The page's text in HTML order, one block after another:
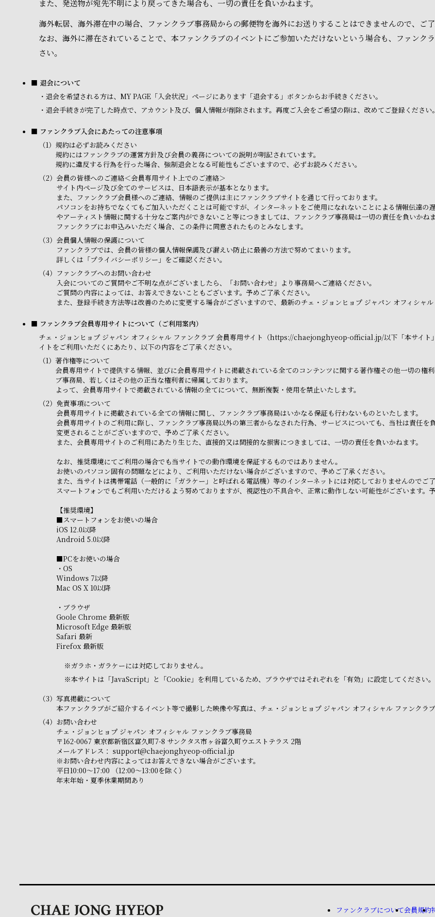
また、発送物が宛先不明により戻ってきた場合も、一切の責任を負いかねます。
海外転居、海外滞在中の場合、ファンクラブ事務局からの郵便物を海外にお送りすることはできませんので、ご了
なお、海外に滞在されていることで、本ファンクラブのイベントにご参加いただけないという場合も、ファンク
さい。
■ 退会について
・ 退会を希望される方は、MY PAGE「入会状況」ページにあります「退会する」ボタンからお手続きください。
・ 退会手続きが完了した時点で、アカウント及び、個人情報が削除されます。再度ご入会をご希望の際は、改めてご登録ください。
■ ファンクラブ入会にあたっての注意事項
（1） 規約は必ずお読みください
規約にはファンクラブの運営方針及び会員の義務についての説明が明記されています。
規約に違反する行為を行った場合、強制退会となる可能性もございますので、必ずお読みください。
（2） 会員の皆様へのご連絡＜会員専用サイト上でのご連絡＞
サイト内ページ及び全てのサービスは、日本語表示が基本となります。
また、ファンクラブ会員様へのご連絡、情報のご提供は主にファンクラブサイトを通じて行っております。
パソコンをお持ちでなくてもご加入いただくことは可能ですが、インターネットをご使用になれないことによる情報伝達
やアーティスト情報に関する十分なご案内ができないこと等につきましては、ファンクラブ事務局は一切の責任を負いかねま
ファンクラブにお申込みいただく場合、この条件に同意されたものとみなします。
（3） 会員個人情報の保護について
ファンクラブでは、会員の皆様の個人情報保護及び漏えい防止に最善の方法で努めてまいります。
詳しくは「プライバシーポリシー」をご確認ください。
（4） ファンクラブへのお問い合わせ
入会についてのご質問やご不明な点がございましたら、「お問い合わせ」より事務局へご連絡ください。
ご質問の内容によっては、お答えできないこともございます。予めご了承ください。
また、登録手続き方法等は改善のために変更する場合がございますので、最新のチェ・ジョンヒョプ ジャパン オフィシャル
■ ファンクラブ会員専用サイトについて（ご利用案内）
チェ・ジョンヒョプ ジャパン オフィシャル ファンクラブ 会員専用サイト（https://chaejonghyeop-official.jp/以下「本サイト
イトをご利用いただくにあたり、以下の内容をご了承ください。
（1） 著作権等について
会員専用サイトで提供する情報、並びに会員専用サイトに掲載されている全てのコンテンツに関する著作権その他一切の権
ブ事務局、若しくはその他の正当な権利者に帰属しております。
よって、会員専用サイトで掲載されている情報の全てについて、無断複製・使用を禁止いたします。
（2） 免責事項について
会員専用サイトに掲載されている全ての情報に関し、ファンクラブ事務局はいかなる保証も行わないものといたします。
会員専用サイトのご利用に際し、ファンクラブ事務局以外の第三者からなされた行為、サービスについても、当社は責任
変更されることがございますので、予めご了承ください。
また、会員専用サイトのご利用にあたり生じた、直接的又は間接的な損害につきましては、一切の責任を負いかねます。
なお、推奨環境にてご利用の場合でも当サイトでの動作環境を保証するものではありません。
お使いのパソコン固有の問題などにより、ご利用いただけない場合がございますので、予めご了承ください。
また、当サイトは携帯電話（一般的に「ガラケー」と呼ばれる電話機）等のインターネットには対応しておりませんのでご了
スマートフォンでもご利用いただけるよう努めておりますが、視認性の不具合や、正常に動作しない可能性がございます。
【推奨環境】
■スマートフォンをお使いの場合
iOS 12.0以降
Android 5.0以降
■PCをお使いの場合
・OS
Windows 7以降
Mac OS X 10以降
・ブラウザ
Goole Chrome 最新版
Microsoft Edge 最新版
Safari 最新
Firefox 最新版
※ガラホ・ガラケーには対応しておりません。
※本サイトは「JavaScript」と「Cookie」を利用しているため、ブラウザではそれぞれを「有効」に設定してください。
（3） 写真掲載について
本ファンクラブがご紹介するイベント等で撮影した映像や写真は、チェ・ジョンヒョプ ジャパン オフィシャル ファンクラ
（4） お問い合わせ
チェ・ジョンヒョプ ジャパン オフィシャル ファンクラブ事務局
〒162-0067 東京都新宿区富久町7-8 サンクタス市ヶ谷富久町ウエストテラス 2階
メールアドレス： support@chaejonghyeop-official.jp
※お問い合わせ内容によってはお答えできない場合がございます。
平日10:00～17:00 （12:00～13:00を除く）
年末年始・夏季休業期間あり
ファンクラブについて会員規約